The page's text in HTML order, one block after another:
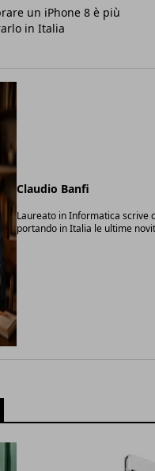
un iPhone 8 è più
in Italia
Claudio Banfi
Laureato in Informatica scrive
portando in Italia le ultime